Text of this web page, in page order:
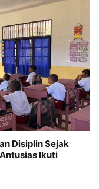
Disiplin Sejak
Ikuti